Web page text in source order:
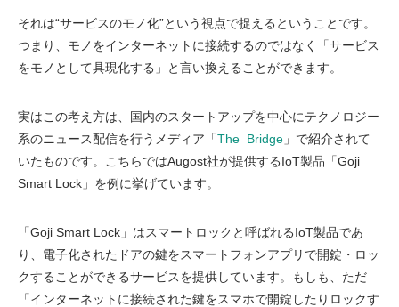
それは“サービスのモノ化”という視点で捉えるということです。
つまり、モノをインターネットに接続するのではなく「サービス
をモノとして具現化する」と言い換えることができます。
実はこの考え方は、国内のスタートアップを中心にテクノロジー
系のニュース配信を行うメディア「The Bridge 」で紹介されて
いたものです。こちらではAugost社が提供するIoT製品「Goji
Smart Lock」を例に挙げています。
「Goji Smart Lock」はスマートロックと呼ばれるIoT製品であ
り、電子化されたドアの鍵をスマートフォンアプリで開錠・ロッ
クすることができるサービスを提供しています。もしも、ただ
「インターネットに接続された鍵をスマホで開錠したりロックす